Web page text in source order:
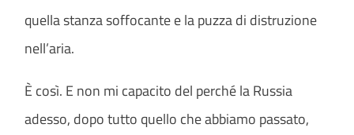
quella stanza soffocante e la puzza di distruzione
nell’aria.
È così. E non mi capacito del perché la Russia
adesso, dopo tutto quello che abbiamo passato,